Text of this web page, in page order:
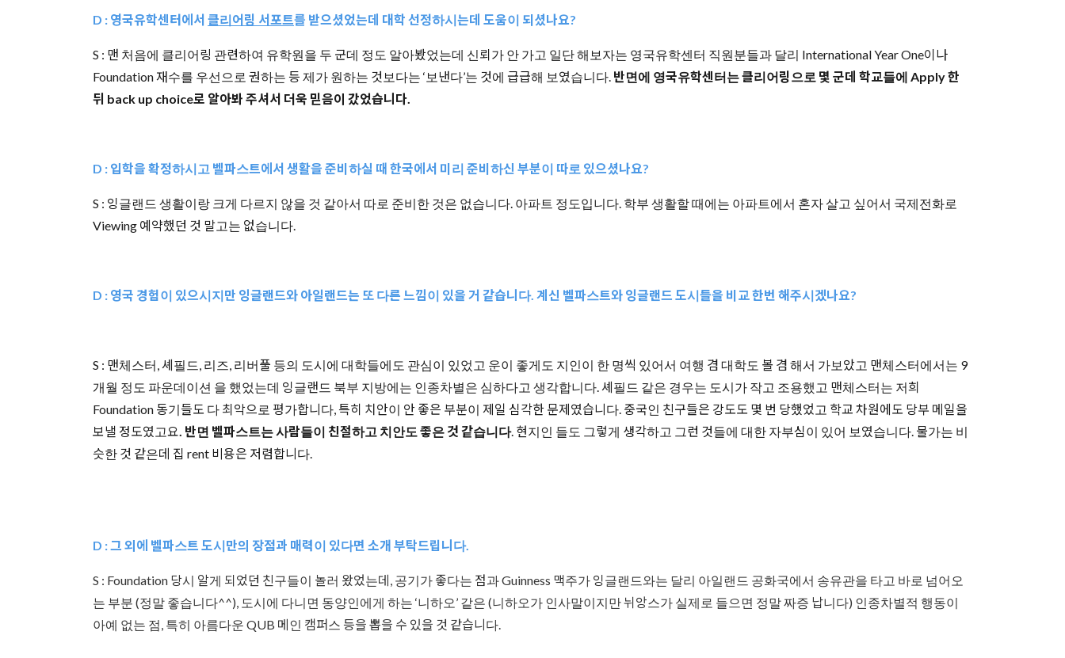
D : 영국유학센터에서 클리어링 서포트를 받으셨었는데 대학 선정하시는데 도움이 되셨나요?
S : 맨 처음에 클리어링 관련하여 유학원을 두 군데 정도 알아봤었는데 신뢰가 안 가고 일단 해보자는 영국유학센터 직원분들과 달리 International Year One이나
Foundation 재수를 우선으로 권하는 등 제가 원하는 것보다는 ‘보낸다’는 것에 급급해 보였습니다. 반면에 영국유학센터는 클리어링으로 몇 군데 학교들에 Apply 한
뒤 back up choice로 알아봐 주셔서 더욱 믿음이 갔었습니다.
D : 입학을 확정하시고 벨파스트에서 생활을 준비하실 때 한국에서 미리 준비하신 부분이 따로 있으셨나요?
S : 잉글랜드 생활이랑 크게 다르지 않을 것 같아서 따로 준비한 것은 없습니다. 아파트 정도입니다. 학부 생활할 때에는 아파트에서 혼자 살고 싶어서 국제전화로
Viewing 예약했던 것 말고는 없습니다.
D : 영국 경험이 있으시지만 잉글랜드와 아일랜드는 또 다른 느낌이 있을 거 같습니다. 계신 벨파스트와 잉글랜드 도시들을 비교 한번 해주시겠나요?
S : 맨체스터, 셰필드, 리즈, 리버풀 등의 도시에 대학들에도 관심이 있었고 운이 좋게도 지인이 한 명씩 있어서 여행 겸 대학도 볼 겸 해서 가보았고 맨체스터에서는 9
개월 정도 파운데이션 을 했었는데 잉글랜드 북부 지방에는 인종차별은 심하다고 생각합니다. 셰필드 같은 경우는 도시가 작고 조용했고 맨체스터는 저희
Foundation 동기들도 다 최악으로 평가합니다, 특히 치안이 안 좋은 부분이 제일 심각한 문제였습니다. 중국인 친구들은 강도도 몇 번 당했었고 학교 차원에도 당부 메일을
보낼 정도였고요. 반면 벨파스트는 사람들이 친절하고 치안도 좋은 것 같습니다. 현지인 들도 그렇게 생각하고 그런 것들에 대한 자부심이 있어 보였습니다. 물가는 비
슷한 것 같은데 집 rent 비용은 저렴합니다.
D : 그 외에 벨파스트 도시만의 장점과 매력이 있다면 소개 부탁드립니다.
S : Foundation 당시 알게 되었던 친구들이 놀러 왔었는데, 공기가 좋다는 점과 Guinness 맥주가 잉글랜드와는 달리 아일랜드 공화국에서 송유관을 타고 바로 넘어오
는 부분 (정말 좋습니다^^), 도시에 다니면 동양인에게 하는 ‘니하오’ 같은 (니하오가 인사말이지만 뉘앙스가 실제로 들으면 정말 짜증 납니다) 인종차별적 행동이
아예 없는 점, 특히 아름다운 QUB 메인 캠퍼스 등을 뽑을 수 있을 것 같습니다.